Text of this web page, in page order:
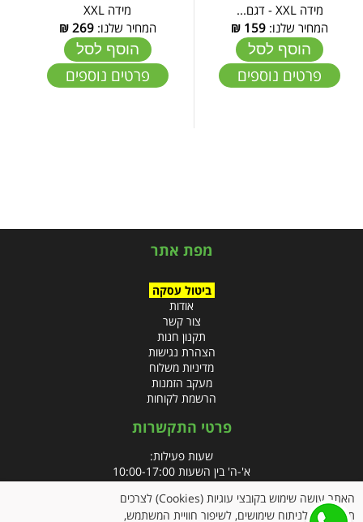
מידה XXL - דגם...
המחיר שלנו: 159
₪
הוסף לסל
פרטים נוספים
מידה XXL
המחיר שלנו:269
₪
הוסף לסל
פרטים נוספים
מפת אתר
ביטול עסקה
אודות
צור קשר
תקנון חנות
הצהרת נגישות
מדיניות משלוח
מעקב הזמנות
הרשמת לקוחות
פרטי התקשרות
שעות פעילות:
א'-ה' בין השעות 10:00-17:00
טלפון:
האתר עושה שימוש בקובצי עוגיות (Cookies) לצרכים
תפעוליים, לניתוח שימושים, לשיפור חוויית המשתמש,